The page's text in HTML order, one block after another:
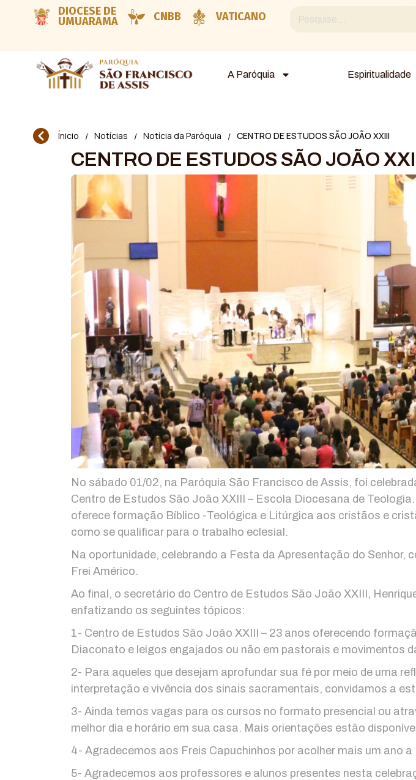
DIOCESE DE
UMUARAMA CNBB VATICANO
A Paróquia Espiritualidade
Ínicio / Notícias / Notícia da Paróquia / CENTRO DE ESTUDOS SÃO JOÃO XXIII
CENTRO DE ESTUDOS SÃO JOÃO
No sábado 01/02, na Paróquia São Francisco de Assis, foi
Centro de Estudos São João XXIII – Escola Diocesana de
oferece formação Bíblico -Teológica e Litúrgica aos cristãos e
como se qualificar para o trabalho eclesial.
Na oportunidade, celebrando a Festa da Apresentação do
Frei Américo.
Ao final, o secretário do Centro de Estudos São João XXIII,
enfatizando os seguintes tópicos:
1- Centro de Estudos São João XXIII – 23 anos oferecendo
Diaconato e leigos engajados ou não em pastorais e movimentos
2- Para aqueles que desejam aprofundar sua fé por meio de uma
interpretação e vivência dos sinais sacramentais, convidamos a
3- Ainda temos vagas para os cursos no formato presencial ou
melhor dia e horário em sua casa. Mais orientações estão
4- Agradecemos aos Freis Capuchinhos por acolher mais um ano
5- Agradecemos aos professores e alunos presentes nesta